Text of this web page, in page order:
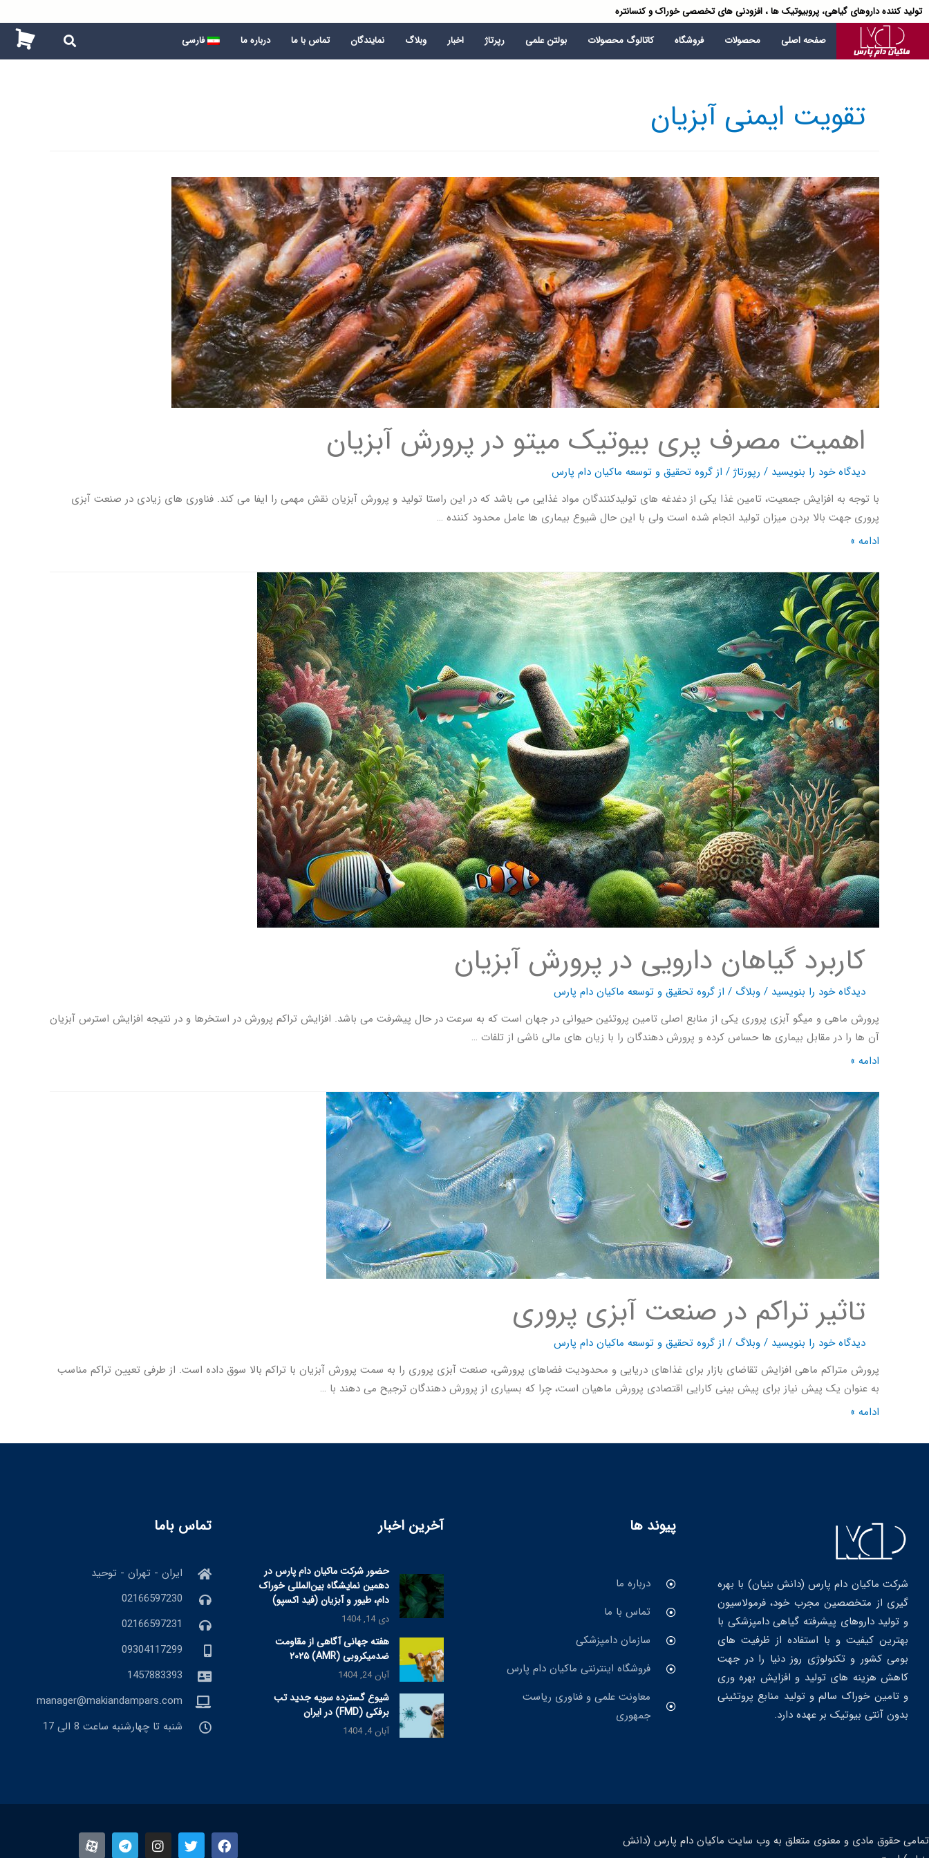
تولید کننده داروهای گیاهی، پروبیوتیک ها ، افزودنی های تخصصی خوراک و کنسانتره
صفحه اصلی محصولات فروشگاه کاتالوگ محصولات بولتن علمی رپرتاژ اخبار وبلاگ نمایندگان تماس با ما درباره ما فارسی
تقویت ایمنی آبزیان
اهمیت مصرف پری بیوتیک میتو در پرورش آبزیان
دیدگاه‌ خود را بنویسید / رپورتاژ / از گروه تحقیق و توسعه ماکیان دام پارس
با توجه به افزایش جمعیت، تامین غذا یکی از دغدغه های تولیدکنندگان مواد غذایی می باشد که در این راستا تولید و پرورش آبزیان نقش مهمی را ایفا می کند. فناوری های زیادی در صنعت آبزی
پروری جهت بالا بردن میزان تولید انجام شده است ولی با این حال شیوع بیماری ها عامل محدود کننده …
ادامه »
کاربرد گیاهان دارویی در پرورش آبزیان
دیدگاه‌ خود را بنویسید / وبلاگ / از گروه تحقیق و توسعه ماکیان دام پارس
پرورش ماهی و میگو آبزی پروری یکی از منابع اصلی تامین پروتئین حیوانی در جهان است که به سرعت در حال پیشرفت می باشد. افزایش تراکم پرورش در استخرها و در نتیجه افزایش استرس آبزیان
آن ها را در مقابل بیماری ها حساس کرده و پرورش دهندگان را با زیان های مالی ناشی از تلفات …
ادامه »
تاثیر تراکم در صنعت آبزی پروری
دیدگاه‌ خود را بنویسید / وبلاگ / از گروه تحقیق و توسعه ماکیان دام پارس
پرورش متراکم ماهی افزایش تقاضای بازار برای غذاهای دریایی و محدودیت فضاهای پرورشی، صنعت آبزی پروری را به سمت پرورش آبزیان با تراکم بالا سوق داده است. از طرفی تعیین تراکم مناسب
به عنوان یک پیش نیاز برای پیش بینی کارایی اقتصادی پرورش ماهیان است، چرا که بسیاری از پرورش دهندگان ترجیح می دهند با …
ادامه »
شرکت ماکیان دام پارس (دانش بنیان) با بهره
گیری از متخصصین مجرب خود، فرمولاسیون
و تولید داروهای پیشرفته گیاهی دامپزشکی با
بهترین کیفیت و با استفاده از ظرفیت های
بومی کشور و تکنولوژی روز دنیا را در جهت
کاهش هزینه های تولید و افزایش بهره وری
و تامین خوراک سالم و تولید منابع پروتئینی
بدون آنتی بیوتیک بر عهده دارد.
پیوند ها
درباره ما
تماس با ما
سازمان دامپزشکی
فروشگاه اینترنتی ماکیان دام پارس
معاونت علمی و فناوری ریاست
جمهوری
آخرین اخبار
حضور شرکت ماکیان دام پارس در
دهمین نمایشگاه بین‌المللی خوراک
دام، طیور و آبزیان (فید اکسپو)
دی 14, 1404
هفته جهانی آگاهی از مقاومت
ضدمیکروبی (AMR) ۲۰۲۵
آبان 24, 1404
شیوع گسترده سویه جدید تب
برفکی (FMD) در ایران
آبان 4, 1404
تماس باما
ایران - تهران - توحید
02166597230
02166597231
09304117299
1457883393
manager@makiandampars.com
شنبه تا چهارشنبه ساعت 8 الی 17
تمامی حقوق مادی و معنوی متعلق به وب سایت ماکیان دام پارس (دانش